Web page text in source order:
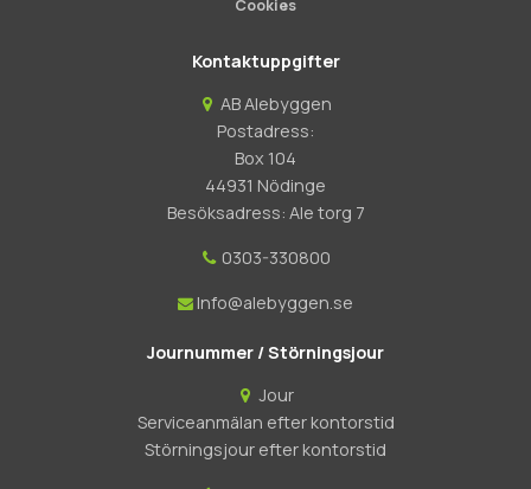
Cookies
Kontaktuppgifter
AB Alebyggen
Postadress:
Box 104
44931 Nödinge
Besöksadress: Ale torg 7
0303-330800
Info@alebyggen.se
Journummer / Störningsjour
Jour
Serviceanmälan efter kontorstid
Störningsjour efter kontorstid